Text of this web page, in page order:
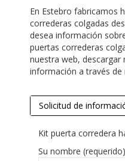
En Estebro fabricamos
correderas colgadas
desea información
puertas correderas
nuestra web,
información a través
Solicitud de
Kit puerta corredera
Su nombre (requerido)